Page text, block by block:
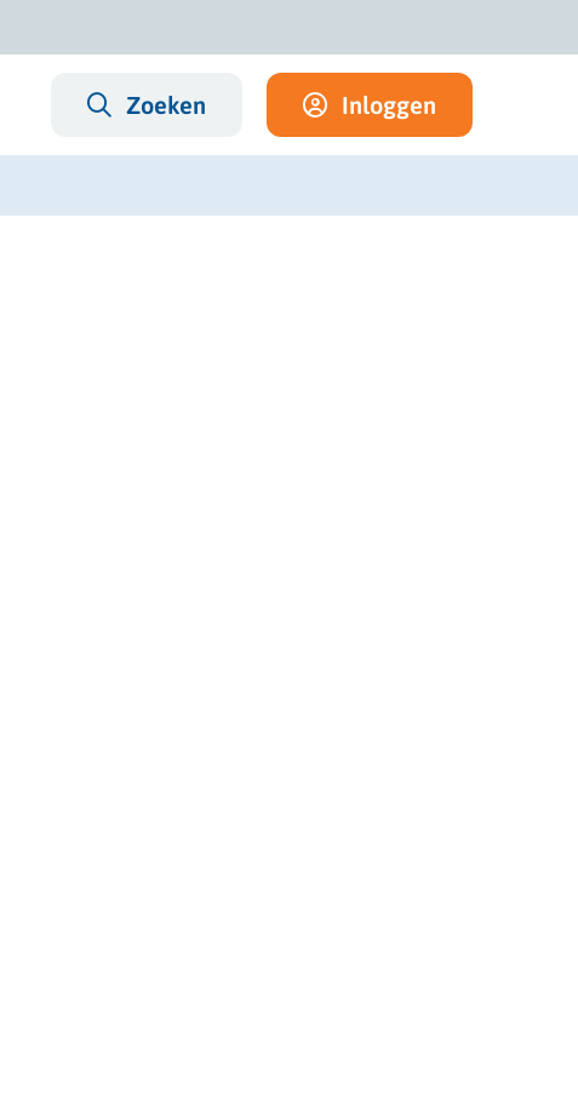
Zoeken Inloggen